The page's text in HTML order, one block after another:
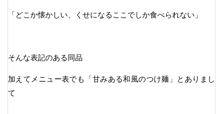
「どこか懐かしい、くせになるここでしか食べられない」
そんな表記のある同品
加えてメニュー表でも「甘みある和風のつけ麺」とありまし
て